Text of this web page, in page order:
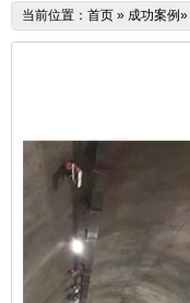
当前位置： 首页 » 成功案例»